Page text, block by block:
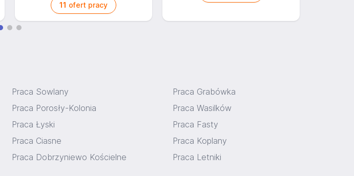
11 ofert pracy
Praca Sowlany
Praca Grabówka
Praca Porosły-Kolonia
Praca Wasilków
Praca Łyski
Praca Fasty
Praca Ciasne
Praca Koplany
Praca Dobrzyniewo Kościelne Praca Letniki